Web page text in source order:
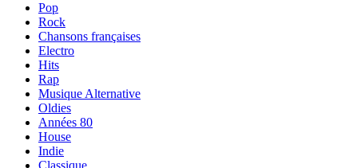
Pop
Rock
Chansons françaises
Electro
Hits
Rap
Musique Alternative
Oldies
Années 80
House
Indie